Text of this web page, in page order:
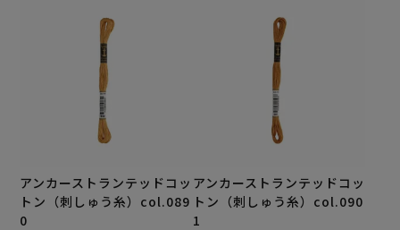
アンカーストランテッドコッ
トン（刺しゅう糸）col.089
0
アンカーストランテッドコッ
トン（刺しゅう糸）col.090
1